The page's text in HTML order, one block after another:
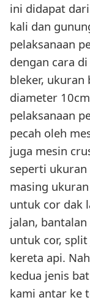
ini didapat
kali dan
pelaksanaan
dengan cara
bleker, ukuran
diameter
pelaksanaan
pecah oleh
juga mesin
seperti ukuran
masing
untuk cor dak
jalan,
untuk cor,
kereta api.
kedua jenis
kami antar ke